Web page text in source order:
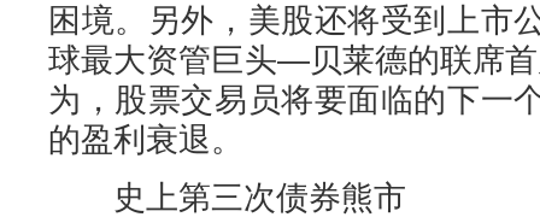
困境。另外，美股还将受到上市
球最大资管巨头—贝莱德的联席
为，股票交易员将要面临的下一
的盈利衰退。
史上第三次债券熊市